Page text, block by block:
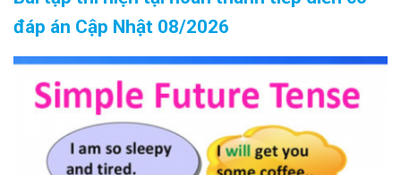
đáp án Cập Nhật 08/2026